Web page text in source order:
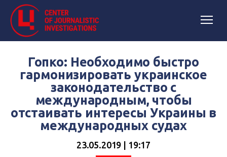
Гопко: Необходимо быстро
гармонизировать украинское
законодательство с
международным, чтобы
отстаивать интересы Украины в
международных судах
23.05.2019 | 19:17